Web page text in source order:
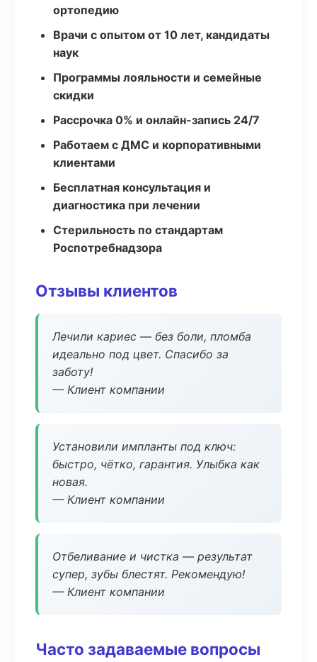
ортопедию
Врачи с опытом от 10 лет, кандидаты
наук
Программы лояльности и семейные
скидки
Рассрочка 0% и онлайн-запись 24/7
Работаем с ДМС и корпоративными
клиентами
Бесплатная консультация и
диагностика при лечении
Стерильность по стандартам
Роспотребнадзора
Отзывы клиентов
Лечили кариес — без боли, пломба
идеально под цвет. Спасибо за
заботу!
— Клиент компании
Установили импланты под ключ:
быстро, чётко, гарантия. Улыбка как
новая.
— Клиент компании
Отбеливание и чистка — результат
супер, зубы блестят. Рекомендую!
— Клиент компании
Часто задаваемые вопросы